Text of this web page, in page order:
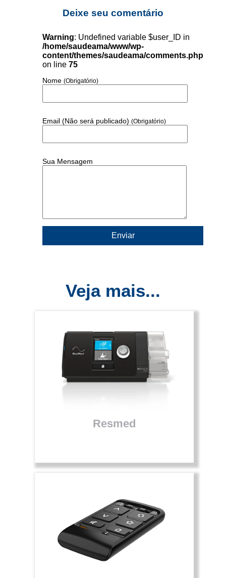
Deixe seu comentário
Warning: Undefined variable $user_ID in
/home/saudeama/www/wp-
content/themes/saudeama/comments.php
on line 75
Nome (Obrigatório)
Email (Não será publicado) (Obrigatório)
Sua Mensagem
Veja mais...
Resmed